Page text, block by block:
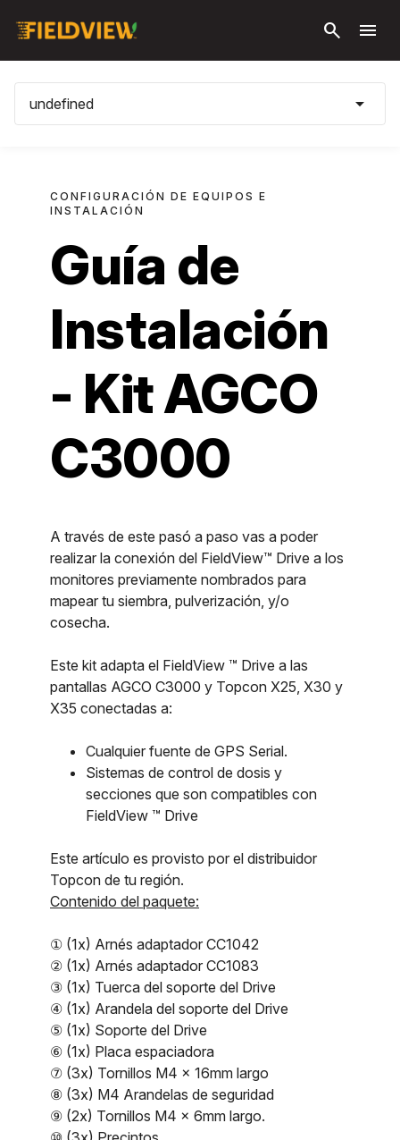
contenido
search menu
undefined arrow_drop_down
CONFIGURACIÓN DE EQUIPOS E
INSTALACIÓN
Guía de
Instalación
- Kit AGCO
C3000
A través de este pasó a paso vas a poder
realizar la conexión del FieldView™ Drive a los
monitores previamente nombrados para
mapear tu siembra, pulverización, y/o
cosecha.
Este kit adapta el FieldView ™ Drive a las
pantallas AGCO C3000 y Topcon X25, X30 y
X35 conectadas a:
Cualquier fuente de GPS Serial.
Sistemas de control de dosis y
secciones que son compatibles con
FieldView ™ Drive
Este artículo es provisto por el distribuidor
Topcon de tu región.
Contenido del paquete:
① (1x) Arnés adaptador CC1042
② (1x) Arnés adaptador CC1083
③ (1x) Tuerca del soporte del Drive
④ (1x) Arandela del soporte del Drive
⑤ (1x) Soporte del Drive
⑥ (1x) Placa espaciadora
⑦ (3x) Tornillos M4 x 16mm largo
⑧ (3x) M4 Arandelas de seguridad
⑨ (2x) Tornillos M4 x 6mm largo.